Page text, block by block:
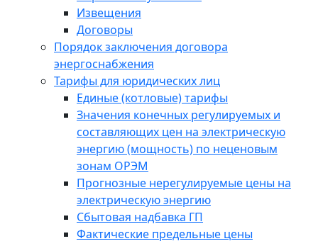
Извещения
Договоры
Порядок заключения договора
энергоснабжения
Тарифы для юридических лиц
Единые (котловые) тарифы
Значения конечных регулируемых и
составляющих цен на электрическую
энергию (мощность) по неценовым
зонам ОРЭМ
Прогнозные нерегулируемые цены на
электрическую энергию
Сбытовая надбавка ГП
Фактические предельные цены